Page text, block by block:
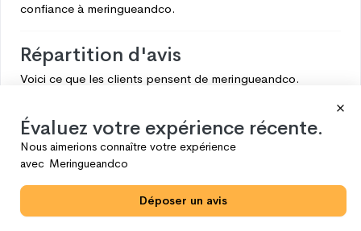
confiance à meringueandco.
Répartition d'avis
Voici ce que les clients pensent de meringueandco.
169
4
3
2 4
Évaluez votre expérience récente.
Nous aimerions connaître votre expérience
avec Meringueandco
Déposer un avis